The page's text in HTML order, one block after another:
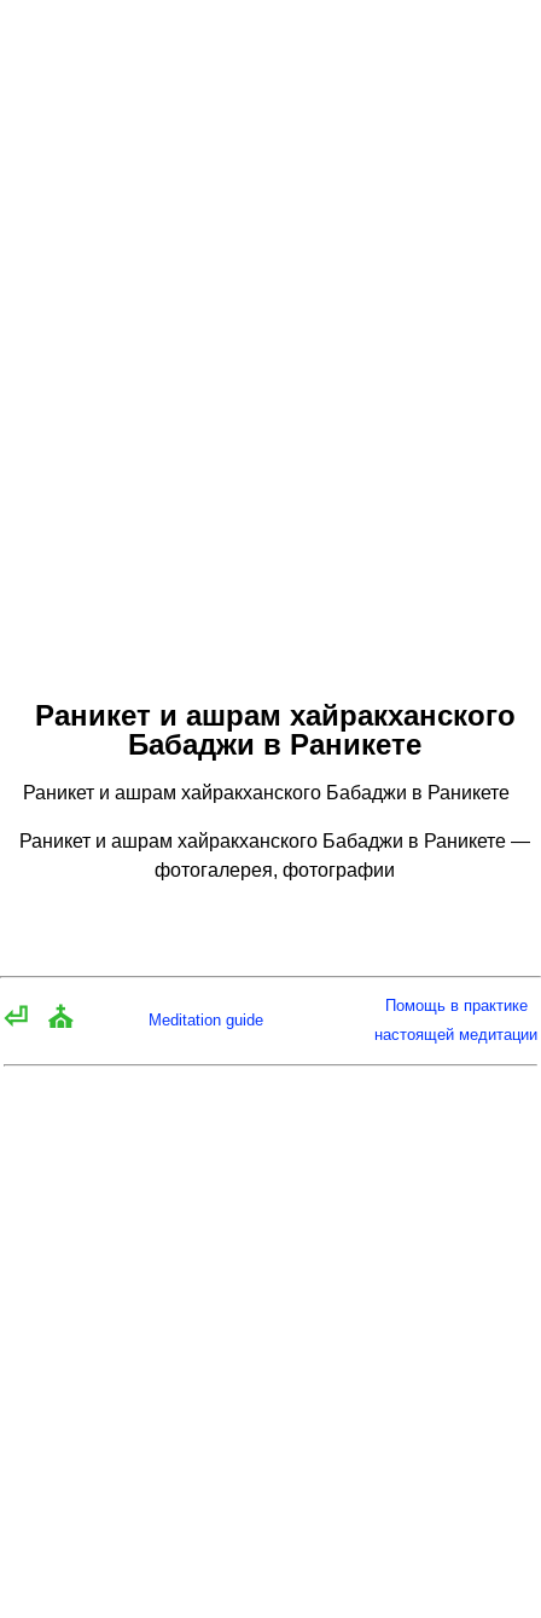
Раникет и ашрам хайракханского
Бабаджи в Раникете
Раникет и ашрам хайракханского Бабаджи в Раникете
Раникет и ашрам хайракханского Бабаджи в Раникете —
фотогалерея, фотографии
⏎ ⛪ Meditation guide
Помощь в практике
настоящей медитации